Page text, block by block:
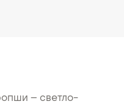
– светло-